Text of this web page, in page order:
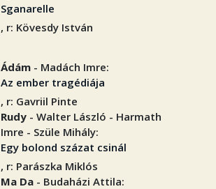
Sganarelle
, r: Kövesdy István
Ádám - Madách Imre:
Az ember tragédiája
, r: Gavriil Pinte
Rudy - Walter László - Harmath
Imre - Szüle Mihály:
Egy bolond százat csinál
, r: Parászka Miklós
Ma Da - Budaházi Attila: